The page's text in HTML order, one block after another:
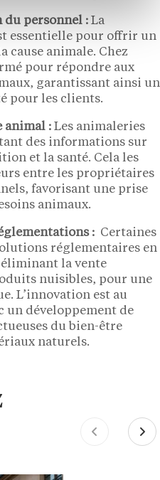
personnel : La
essentielle pour offrir un
cause animale. Chez
pour répondre aux
garantissant ainsi un
pour les clients.
animal : Les animaleries
des informations sur
et la santé. Cela les
entre les propriétaires
favorisant une prise
animaux.
: Certaines
réglementaires en
la vente
nuisibles, pour une
L’innovation est au
un développement de
du bien-être
naturels.